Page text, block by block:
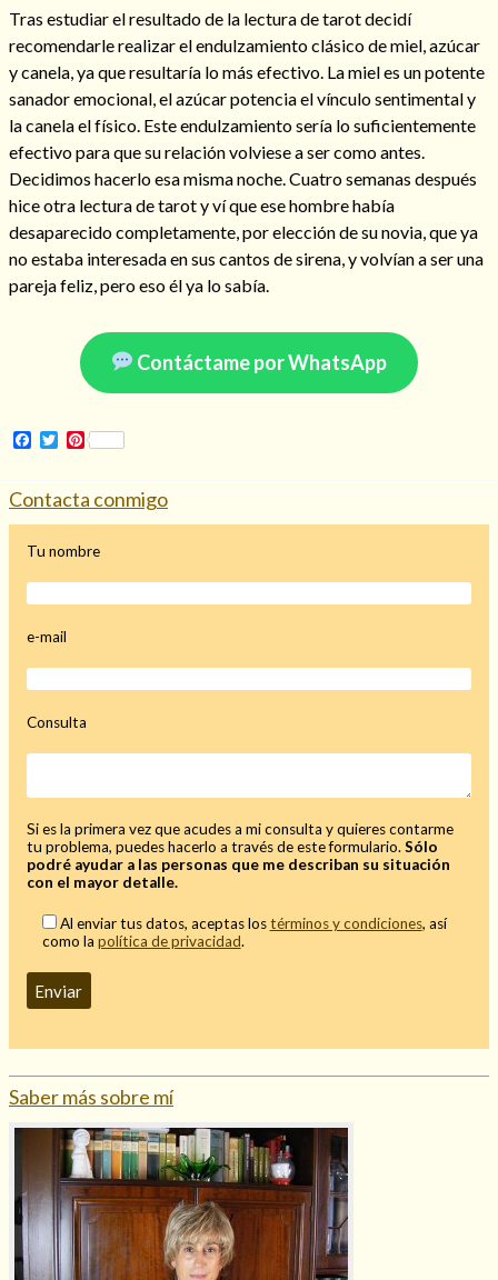
Alejamiento(208)
Amarres(145)
Cartomancia(117)
Cómo recuperar a mi ex(190)
Endulzamiento(112)
Hechizo de amor(593)
Infidelidad (104)
Oraciones(3)
Rituales(72)
Tarot online(372)
Mis libros favoritos
¿Qué es el tarot?
Tras estudiar el resultado de la lectura de tarot decidí
recomendarle realizar el endulzamiento clásico de miel, azúcar
y canela, ya que resultaría lo más efectivo. La miel es un potente
sanador emocional, el azúcar potencia el vínculo sentimental y
la canela el físico. Este endulzamiento sería lo suficientemente
efectivo para que su relación volviese a ser como antes.
Decidimos hacerlo esa misma noche. Cuatro semanas después
hice otra lectura de tarot y ví que ese hombre había
desaparecido completamente, por elección de su novia, que ya
no estaba interesada en sus cantos de sirena, y volvían a ser una
pareja feliz, pero eso él ya lo sabía.
Contáctame por WhatsApp
Facebook
TwitterPinterest
Contacta conmigo
Tu nombre
e-mail
Consulta
Si es la primera vez que acudes a mi consulta y quieres contarme
tu problema, puedes hacerlo a través de este formulario.Sólo
podré ayudar a las personas que me describan su situación
con el mayor detalle.
Al enviar tus datos, aceptas lostérminos y condiciones, así
como la política de privacidad.
Saber más sobre mí